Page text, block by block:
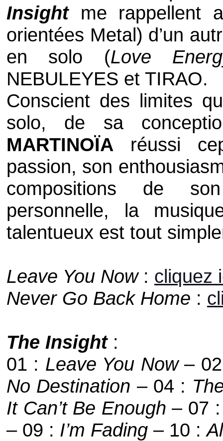
Insightme rappellent
orientées Metal) d’un
en solo (Love
NEBULEYES et TIRAO.
Conscient des limites
solo, de sa
MARTINOÏA réussi
passion, son
compositions de
personnelle, la
talentueux est tout
Leave You Now: cliquez
Never Go Back Home :
The Insight:
01 : Leave You Now–
No Destination – 04 :
It Can’t Be Enough – 07
– 09 : I’m Fading – 10 :